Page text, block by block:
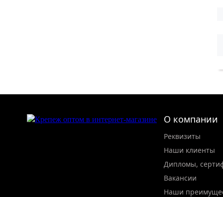
О компании
Реквизиты
Наши клиенты
Дипломы,
Вакансии
Наши